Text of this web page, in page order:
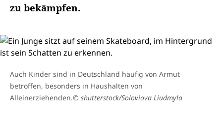
zu bekämpfen.
Auch Kinder sind in Deutschland häufig von Armut
betroffen, besonders in Haushalten von
Alleinerziehenden.© shutterstock/Soloviova Liudmyla